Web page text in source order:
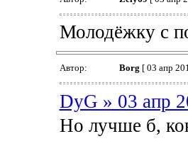
Молодёжку с
Автор: Borg [ 03 апр
DyG » 03 апр
Но лучше б,